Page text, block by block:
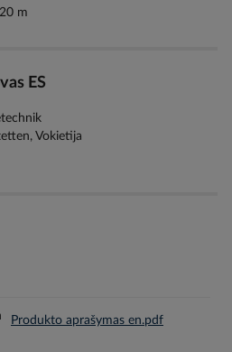
m
ES
Vokietija
Produkto aprašymas en.pdf